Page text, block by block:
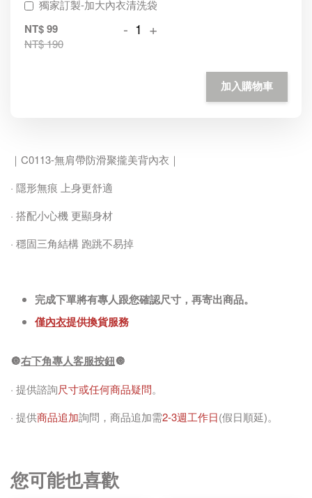
獨家訂製-加大內衣清洗袋
NT$ 99
NT$ 190
- +
加入購物車
｜C0113-無肩帶防滑聚攏美背內衣｜
· 隱形無痕 上身更舒適
· 搭配小心機 更顯身材
· 穩固三角結構 跑跳不易掉
完成下單將有專人跟您確認尺寸，再寄出商品。
僅內衣提供換貨服務
🔘右下角專人客服按鈕🔘
· 提供諮詢尺寸或任何商品疑問。
· 提供商品追加詢問，商品追加需2-3週工作日(假日順延)。
您可能也喜歡